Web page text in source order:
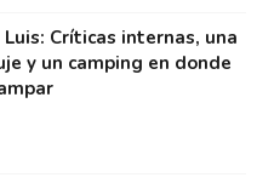
Críticas internas, una
y un camping en donde